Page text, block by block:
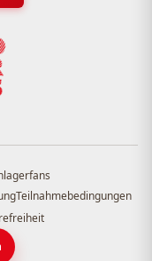
Teilnahmebedingungen